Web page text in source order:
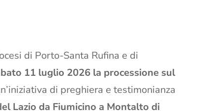
di Porto-Santa Rufina e di
11 luglio 2026 la processione sul
di preghiera e testimonianza
Lazio da Fiumicino a Montalto di